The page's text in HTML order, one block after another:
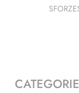
CATEGORIE